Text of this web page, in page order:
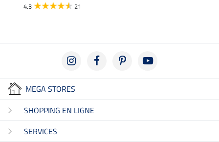
4.3 21
MEGA STORES
SHOPPING EN LIGNE
SERVICES